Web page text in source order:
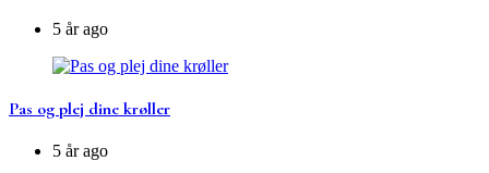
5 år ago
Pas og plej dine krøller
5 år ago